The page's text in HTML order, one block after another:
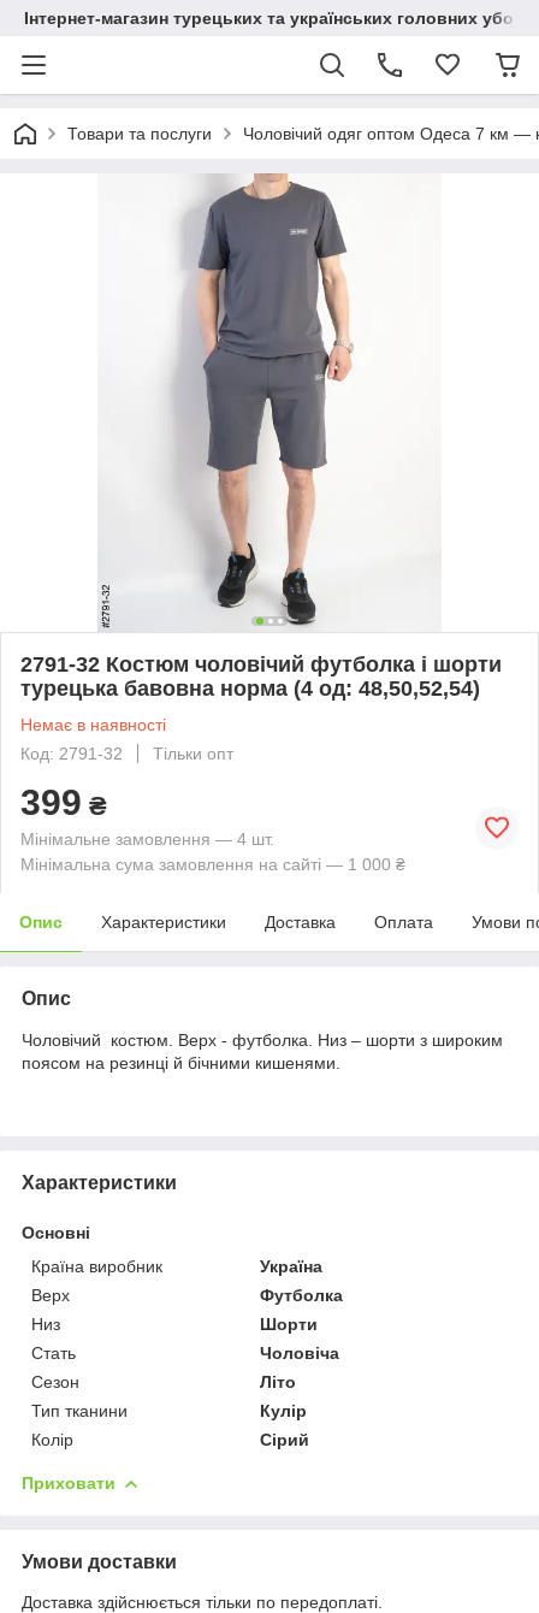
Інтернет-магазин турецьких та українських головних
Товари та послуги Чоловічий одяг оптом Одеса 7 км —
2791-32 Костюм чоловічий футболка і шорти
турецька бавовна норма (4 од: 48,50,52,54)
Немає в наявності
Код: 2791-32
Тільки опт
399 ₴
Мінімальне замовлення — 4 шт.
Мінімальна сума замовлення на сайті — 1 000 ₴
Опис Характеристики Доставка Оплата Умови
Опис
Чоловічий костюм. Верх - футболка. Низ – шорти з широким
поясом на резинці й бічними кишенями.
Характеристики
Основні
Країна виробник
Україна
Верх
Футболка
Низ
Шорти
Стать
Чоловіча
Сезон
Літо
Тип тканини
Кулір
Колір
Сірий
Приховати
Умови доставки
Доставка здійснюється тільки по передоплаті.